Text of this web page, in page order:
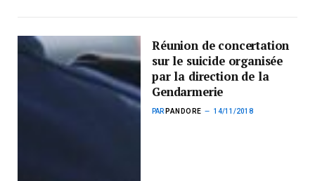
Réunion de concertation
sur le suicide organisée
par la direction de la
Gendarmerie
PAR PANDORE 14/11/2018